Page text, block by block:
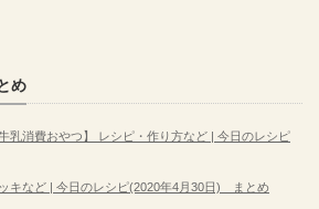
め
乳消費おやつ】 レシピ・作り方など | 今日のレシピ
キなど | 今日のレシピ(2020年4月30日) まとめ